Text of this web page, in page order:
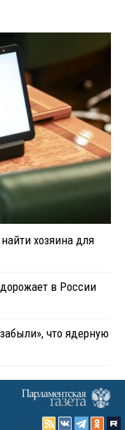
хозяина для
в России
что ядерную